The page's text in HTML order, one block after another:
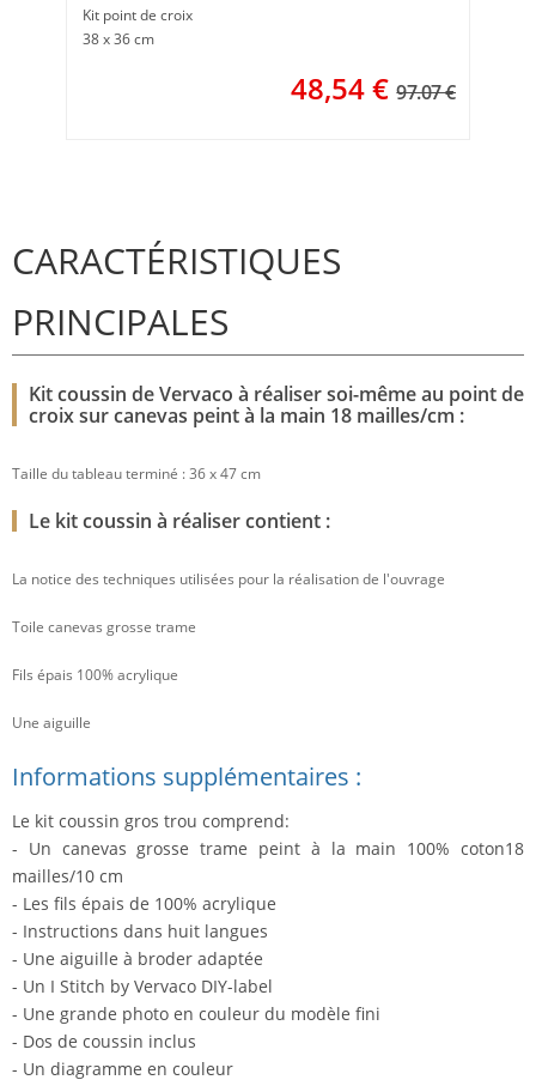
Kit point de croix
38 x 36 cm
48,54€ 97.07 €
CARACTÉRISTIQUES
PRINCIPALES
Kit coussin de Vervaco à réaliser soi-même au point de
croix sur canevas peint à la main 18 mailles/cm :
Taille du tableau terminé : 36 x 47 cm
Le kit coussin à réaliser contient :
La notice des techniques utilisées pour la réalisation de l'ouvrage
Toile canevas grosse trame
Fils épais 100% acrylique
Une aiguille
Informations supplémentaires :
Le kit coussin gros trou comprend:
- Un canevas grosse trame peint à la main 100% coton18
mailles/10 cm
- Les fils épais de 100% acrylique
- Instructions dans huit langues
- Une aiguille à broder adaptée
- Un I Stitch by Vervaco DIY-label
- Une grande photo en couleur du modèle fini
- Dos de coussin inclus
- Un diagramme en couleur